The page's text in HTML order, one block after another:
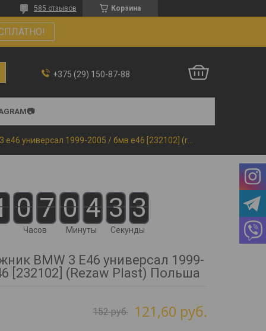
Корзина
585 отзывов
+375 (29) 150-87-88
Коврик в багажник bmw 3 e46 универсал 1999-2005 / бмв е46 [232102] (rezaw plast) польша
0 7
Часов
0 4
Минуты
3 3
Секунды
BMW 3 E46 универсал 1999-
[232102] (Rezaw Plast) Польша
152руб. 121,60 руб.